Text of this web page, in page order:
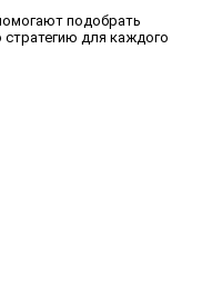
подобрать
для каждого